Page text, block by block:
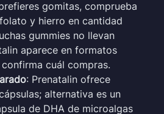
gomitas, comprueba
y hierro en cantidad
gummies no llevan
aparece en formatos
cuál compras.
: Prenatalin ofrece
alternativa es un
de DHA de microalgas